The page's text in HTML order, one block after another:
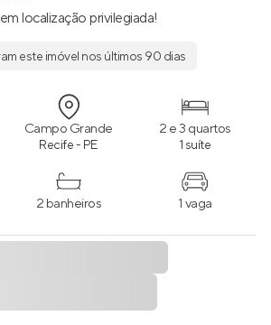
localização privilegiada!
este imóvel nos últimos 90 dias
Campo Grande
Recife - PE
2 e 3 quartos
1 suíte
2 banheiros 1 vaga